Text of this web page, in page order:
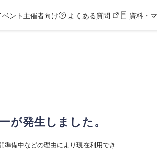
ベント主催者向け よくある質問 資料・
が発生しました。
備中などの理由により現在利用でき